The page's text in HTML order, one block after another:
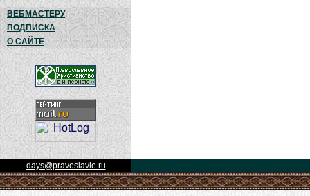
ВЕБМАСТЕРУ
ПОДПИСКА
О САЙТЕ
days@pravoslavie.ru